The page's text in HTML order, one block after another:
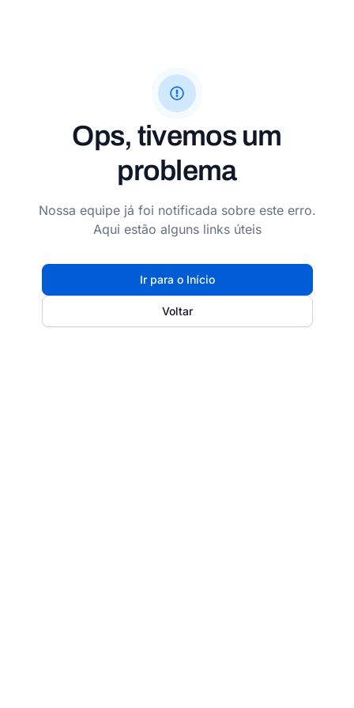
Ops, tivemos um
problema
Nossa equipe já foi notificada sobre este erro.
Aqui estão alguns links úteis
Ir para o Início
Voltar